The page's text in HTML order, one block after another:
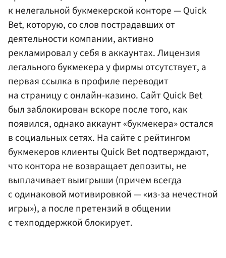
к нелегальной букмекерской конторе — Quick
Bet, которую, со слов пострадавших от
деятельности компании, активно
рекламировал у себя в аккаунтах. Лицензия
легального букмекера у фирмы отсутствует, а
первая ссылка в профиле переводит
на страницу с онлайн-казино. Сайт Quick Bet
был заблокирован вскоре после того, как
появился, однако аккаунт «букмекера» остался
в социальных сетях. На сайте с рейтингом
букмекеров клиенты Quick Bet подтверждают,
что контора не возвращает депозиты, не
выплачивает выигрыши (причем всегда
с одинаковой мотивировкой — «из-за нечестной
игры»), а после претензий в общении
с техподдержкой блокирует.